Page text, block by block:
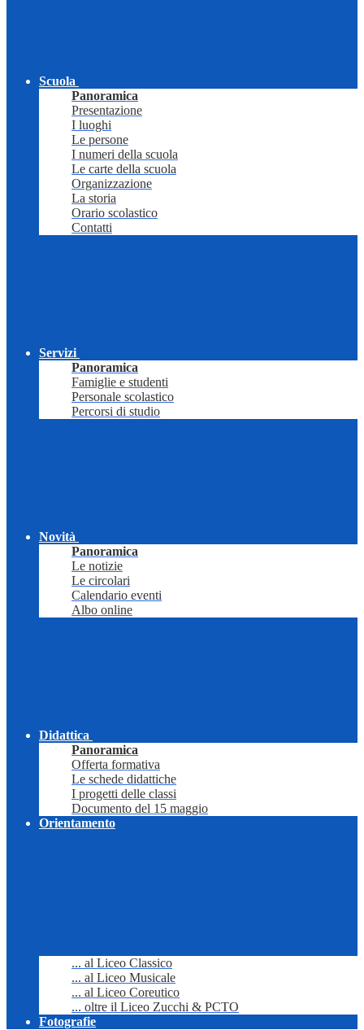
Scuola
Panoramica
Presentazione
I luoghi
Le persone
I numeri della scuola
Le carte della scuola
Organizzazione
La storia
Orario scolastico
Contatti
Servizi
Panoramica
Famiglie e studenti
Personale scolastico
Percorsi di studio
Novità
Panoramica
Le notizie
Le circolari
Calendario eventi
Albo online
Didattica
Panoramica
Offerta formativa
Le schede didattiche
I progetti delle classi
Documento del 15 maggio
Orientamento
... al Liceo Classico
... al Liceo Musicale
... al Liceo Coreutico
... oltre il Liceo Zucchi & PCTO
Fotografie